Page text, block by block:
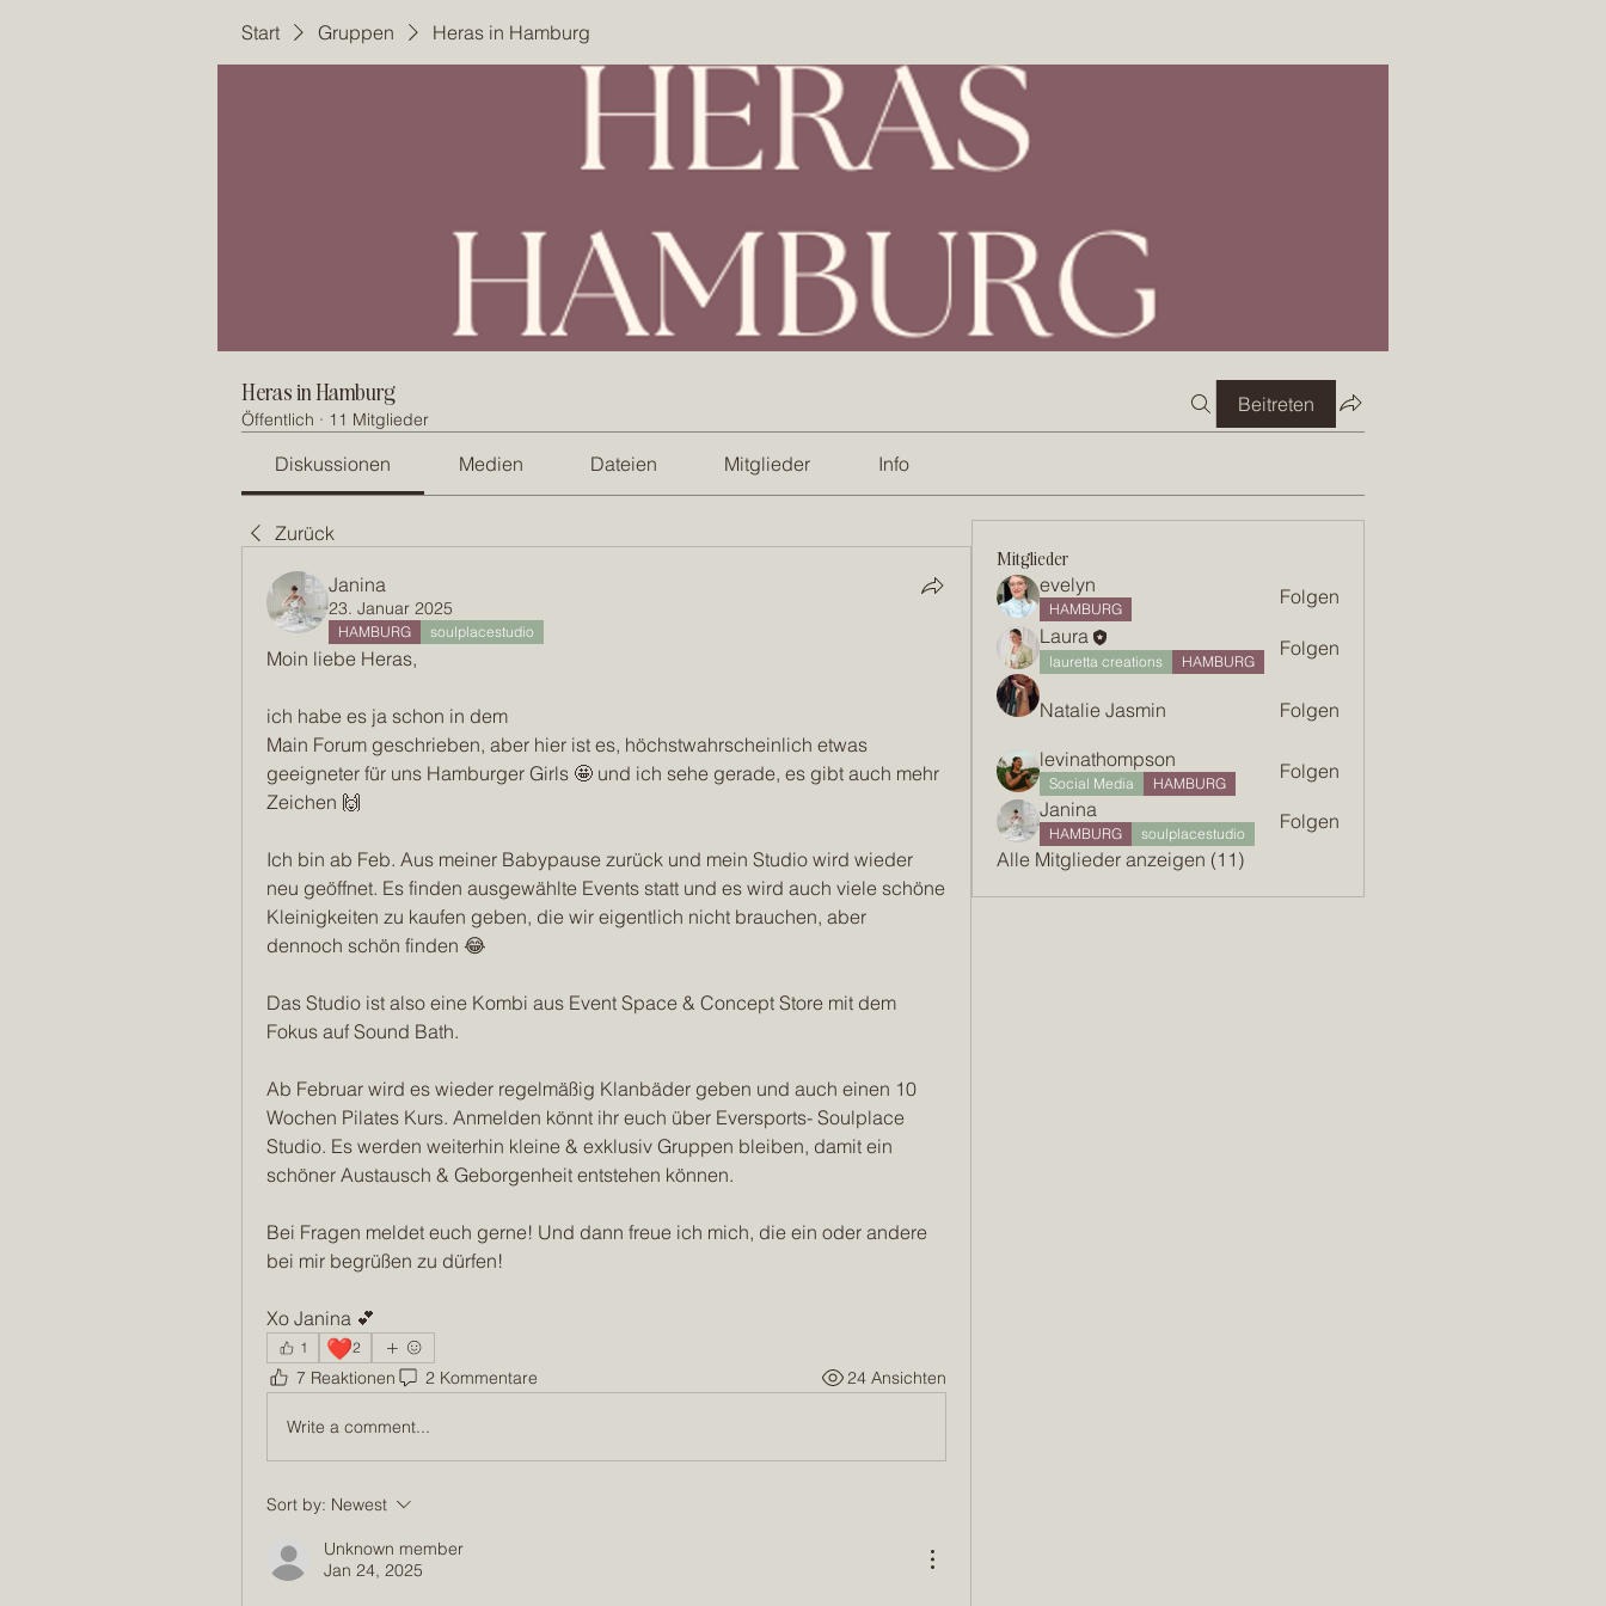
Start Gruppen Heras in Hamburg
Heras in Hamburg
Öffentlich · 11 Mitglieder
Beitreten
Diskussionen Medien Dateien Mitglieder Info
Zurück
Janina
23. Januar 2025
HAMBURG soulplacestudio
Moin liebe Heras,
ich habe es ja schon in dem
Main Forum geschrieben, aber hier ist es, höchstwahrscheinlich etwas
geeigneter für uns Hamburger Girls 🤩 und ich sehe gerade, es gibt auch mehr
Zeichen 🙌
Ich bin ab Feb. Aus meiner Babypause zurück und mein Studio wird wieder
neu geöffnet. Es finden ausgewählte Events statt und es wird auch viele schöne
Kleinigkeiten zu kaufen geben, die wir eigentlich nicht brauchen, aber
dennoch schön finden 😂
Das Studio ist also eine Kombi aus Event Space & Concept Store mit dem
Fokus auf Sound Bath.
Ab Februar wird es wieder regelmäßig Klanbäder geben und auch einen 10
Wochen Pilates Kurs. Anmelden könnt ihr euch über Eversports- Soulplace
Studio. Es werden weiterhin kleine & exklusiv Gruppen bleiben, damit ein
schöner Austausch & Geborgenheit entstehen können.
Bei Fragen meldet euch gerne! Und dann freue ich mich, die ein oder andere
bei mir begrüßen zu dürfen!
Xo Janina 💕
1 ❤️2
7 Reaktionen 2 Kommentare 24 Ansichten
Write a comment...
Sort by: Newest
Unknown member
Jan 24, 2025
Mitglieder
evelyn
HAMBURG
Folgen
Laura
lauretta creations HAMBURG
Folgen
Natalie Jasmin Folgen
levinathompson
Social Media HAMBURG
Folgen
Janina
HAMBURG soulplacestudio
Folgen
Alle Mitglieder anzeigen (11)